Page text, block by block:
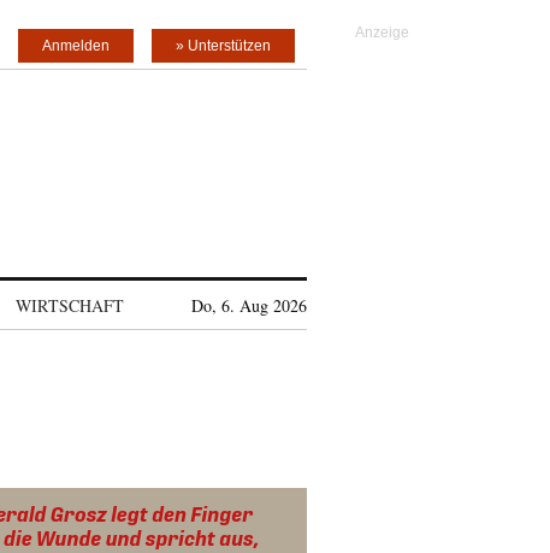
» Unterstützen
Anmelden
WIRTSCHAFT Do, 6. Aug 2026